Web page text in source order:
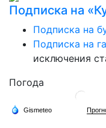
Подписка на
Подписка на
Подписка на
исключения
Погода